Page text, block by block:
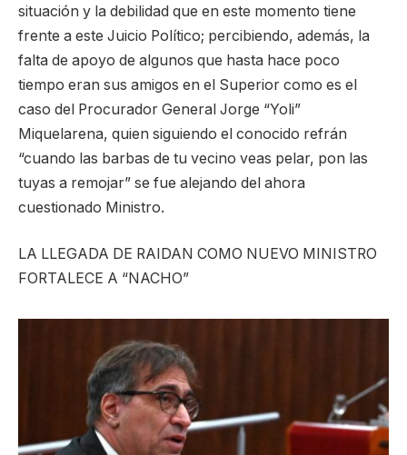
situación y la debilidad que en este momento tiene
frente a este Juicio Político; percibiendo, además, la
falta de apoyo de algunos que hasta hace poco
tiempo eran sus amigos en el Superior como es el
caso del Procurador General Jorge “Yoli”
Miquelarena, quien siguiendo el conocido refrán
“cuando las barbas de tu vecino veas pelar, pon las
tuyas a remojar” se fue alejando del ahora
cuestionado Ministro.
LA LLEGADA DE RAIDAN COMO NUEVO MINISTRO
FORTALECE A “NACHO”